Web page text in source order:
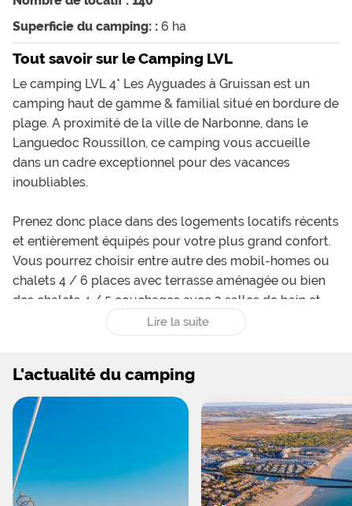
Superficie du camping: : 6 ha
Tout savoir sur le Camping LVL
Le camping LVL 4* Les Ayguades à Gruissan est un
camping haut de gamme & familial situé en bordure de
plage. A proximité de la ville de Narbonne, dans le
Languedoc Roussillon, ce camping vous accueille
dans un cadre exceptionnel pour des vacances
inoubliables.
Prenez donc place dans des logements locatifs récents
et entièrement équipés pour votre plus grand confort.
Vous pourrez choisir entre autre des mobil-homes ou
chalets 4 / 6 places avec terrasse aménagée ou bien
des chalets 4 / 5 couchages avec 2 salles de bain et
terrasse intégrée. Si vous voyagez avec des amis, rien
ou mobil home de 3 chambres avec 8 couchages et
deux salles de bain ? Il y en a pour tous les goûts !
Et pour les amateurs de camping, vous pourrez planter
votre tente ou stationner votre propre caravane ou
votre camping-car sur des emplacements aménagés
et délimités. Et pour des vacances en toute sérénité,
vous pourrez même recharger votre voiture grâce aux
Lire la suite
L'actualité du camping